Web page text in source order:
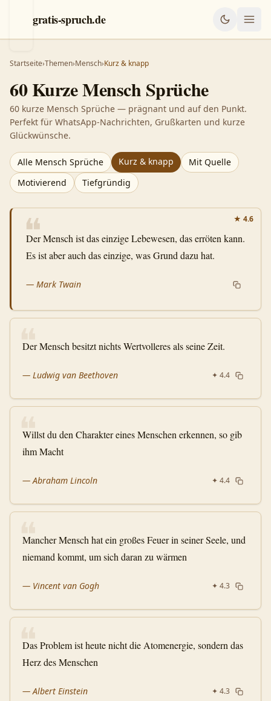
gratis-spruch.de
Startseite›Themen›Mensch›Kurz & knapp
60 KurzeMensch Sprüche
60 kurze Mensch Sprüche — prägnant und auf den Punkt.
Perfekt für WhatsApp-Nachrichten, Grußkarten und kurze
Glückwünsche.
Alle Mensch Sprüche Kurz & knapp
Mit Quelle
Motivierend
Tiefgründig
★ 4.6
❝
Der Mensch ist das einzige Lebewesen, das erröten kann.
Es ist aber auch das einzige, was Grund dazu hat.
— Mark Twain
❝
Der Mensch besitzt nichts Wertvolleres als seine Zeit.
— Ludwig van Beethoven ✦ 4.4
❝
Willst du den Charakter eines Menschen erkennen, so gib
ihm Macht
—Abraham Lincoln ✦ 4.4
❝
Mancher Mensch hat ein großes Feuer in seiner Seele, und
niemand kommt, um sich daran zu wärmen
— Vincent van Gogh ✦ 4.3
❝
Das Problem ist heute nicht die Atomenergie, sondern das
Herz des Menschen
—Albert Einstein ✦ 4.3